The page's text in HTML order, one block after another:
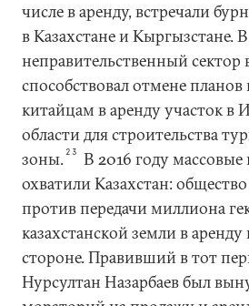
числе в аренду, встречали
в Казахстане и Кыргызстане.
неправительственный сектор
способствовал отмене планов
китайцам в аренду участок в
области для строительства
зоны. 23
В 2016 году массовые
охватили Казахстан:
против передачи миллиона
казахстанской земли в
стороне. Правивший в тот
Нурсултан Назарбаев был